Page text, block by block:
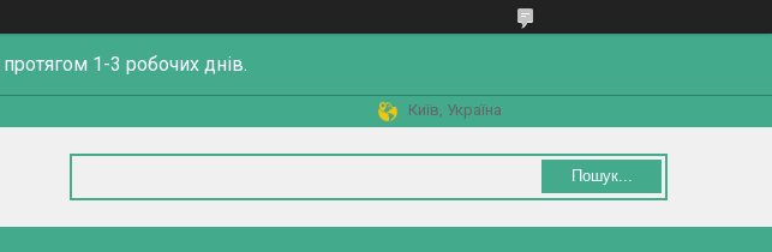
1-3 робочих днів.
Київ, Україна
Пошук...